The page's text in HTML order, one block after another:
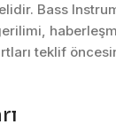
Bass
teklif